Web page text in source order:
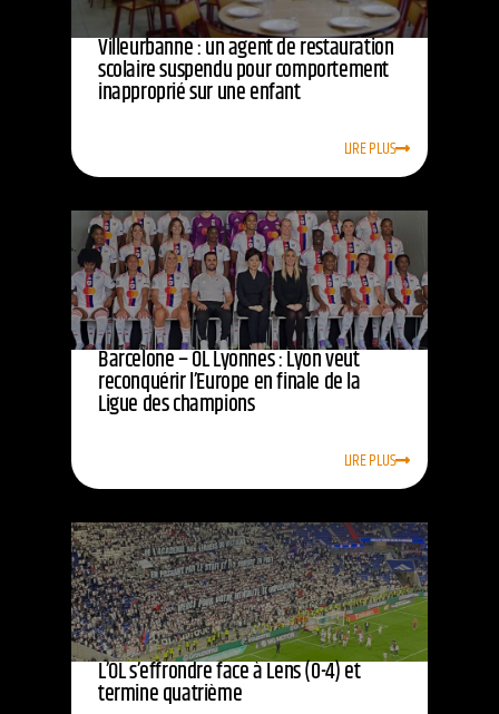
Villeurbanne : un agent de restauration
scolaire suspendu pour comportement
inapproprié sur une enfant
LIRE PLUS
Barcelone – OL Lyonnes : Lyon veut
reconquérir l’Europe en finale de la
Ligue des champions
LIRE PLUS
L’OL s’effrondre face à Lens (0-4) et
termine quatrième